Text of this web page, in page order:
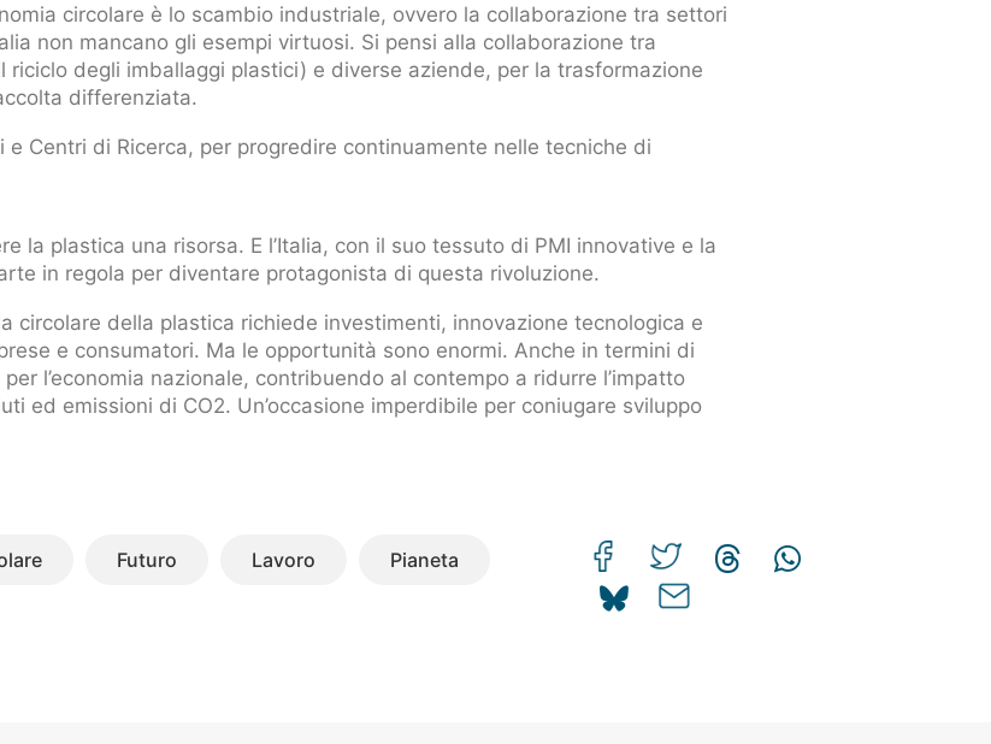
circolare è lo scambio industriale, ovvero la collaborazione tra settori
non mancano gli esempi virtuosi. Si pensi alla collaborazione tra
riciclo degli imballaggi plastici) e diverse aziende, per la trasformazione
differenziata.
Centri di Ricerca, per progredire continuamente nelle tecniche di
la plastica una risorsa. E l’Italia, con il suo tessuto di PMI innovative e la
in regola per diventare protagonista di questa rivoluzione.
circolare della plastica richiede investimenti, innovazione tecnologica e
e consumatori. Ma le opportunità sono enormi. Anche in termini di
l’economia nazionale, contribuendo al contempo a ridurre l’impatto
ed emissioni di CO2. Un’occasione imperdibile per coniugare sviluppo
Futuro Lavoro Pianeta